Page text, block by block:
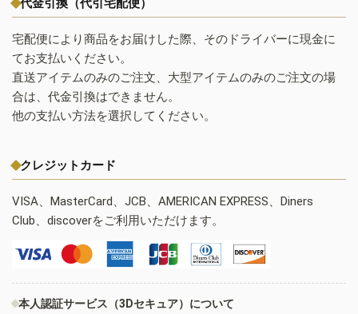
宅配便により商品をお届けした際、そのドライバーに現金に
てお支払いください。
直送アイテムのみのご注文、大型アイテムのみのご注文の場
合は、代金引換はできません。
他の支払い方法を選択してください。
クレジットカード
VISA、MasterCard、JCB、AMERICAN EXPRESS、Diners
Club、discoverをご利用いただけます。
本人認証サービス（3Dセキュア）について